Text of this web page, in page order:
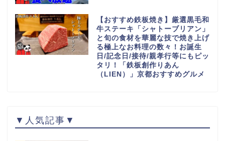
【おすすめ鉄板焼き】厳選黒毛和
牛ステーキ「シャトーブリアン」
と旬の食材を華麗な技で焼き上げ
る極上なお料理の数々！お誕生
日/記念日/接待/親孝行等にもピッ
タリ！「鉄板創作りあん
（LIEN）」京都おすすめグルメ
▼人気記事▼